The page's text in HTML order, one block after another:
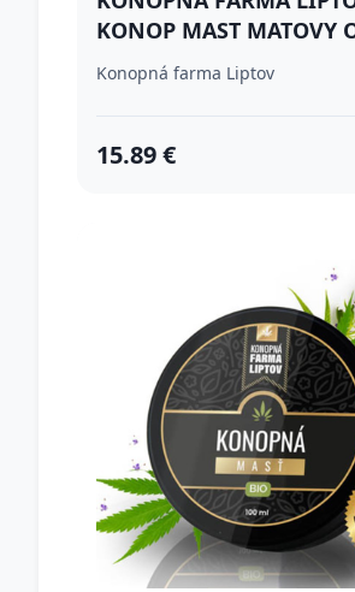
KONOP MAST MATOVY
100ML
Konopná farma Liptov
15.89 €